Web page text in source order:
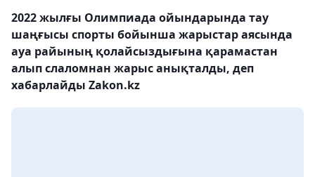
2022 жылғы Олимпиада ойындарында тау
шаңғысы спорты бойынша жарыстар аясында
ауа райының қолайсыздығына қарамастан
алып слаломнан жарыс анықталды, деп
хабарлайды Zakon.kz